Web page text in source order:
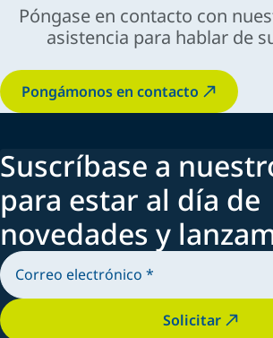
rentabilidad a largo plazo
Póngase en contacto con
asistencia para hablar de
Pongámonos en contacto
Suscríbase a
para estar al día de
novedades y
Solicitar